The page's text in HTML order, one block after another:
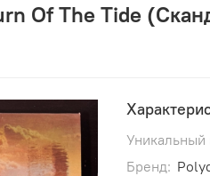
Of The Tide
Уникальный
Бренд: